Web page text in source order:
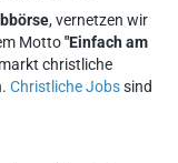
, vernetzen wir
Motto"Einfach am
christliche
Christliche Jobssind